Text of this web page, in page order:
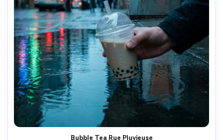
Bubble Tea Rue Pluvieuse